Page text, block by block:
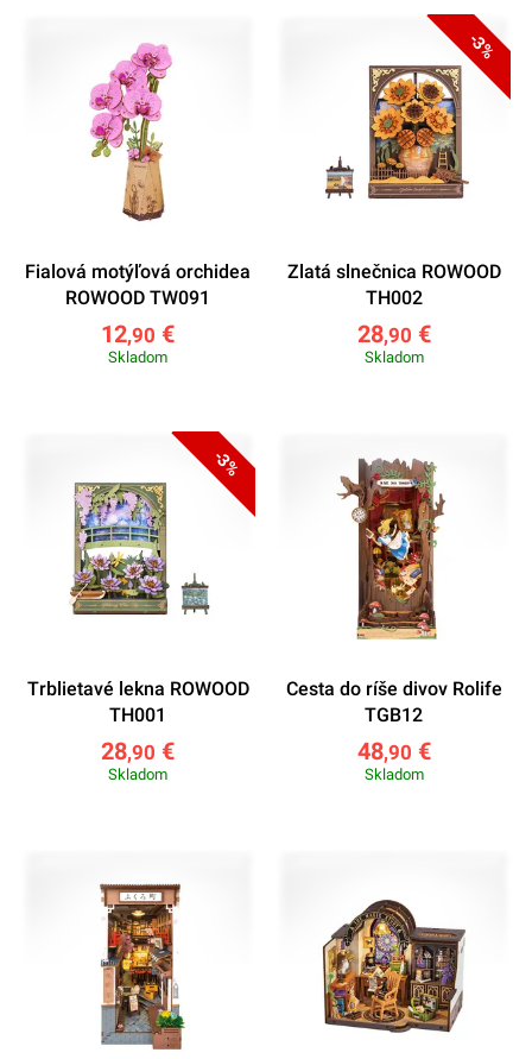
Fialová motýľová orchidea
ROWOOD TW091
12,90 €
Skladom
-3%
Zlatá slnečnica ROWOOD
TH002
28,90 €
Skladom
-3%
Trblietavé lekna ROWOOD
TH001
28,90 €
Skladom
Cesta do ríše divov Rolife
TGB12
48,90 €
Skladom